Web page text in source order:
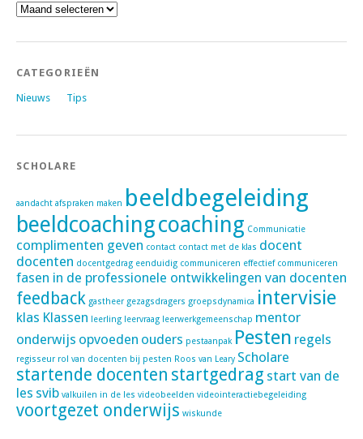
Archieven
CATEGORIEËN
Nieuws Tips
SCHOLARE
aandacht afspraken maken beeldbegeleiding
beeldcoachingcoaching Communicatie
complimenten geven contact contact met de klas docent
docenten docentgedrag eenduidig communiceren effectief communiceren
fasen in de professionele ontwikkelingen van docenten
feedback gastheer gezagsdragers groepsdynamica intervisie
klas Klassen leerling leervraag leerwerkgemeenschap mentor
onderwijs opvoeden ouders pestaanpak Pesten regels
regisseur rol van docenten bij pesten Roos van Leary Scholare
startende docenten startgedrag start van de
les svib valkuilen in de les videobeelden videointeractiebegeleiding
voortgezet onderwijs wiskunde